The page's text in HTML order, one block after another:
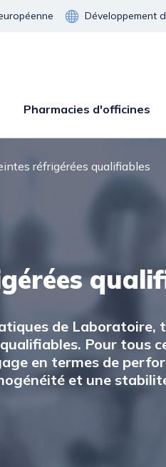
Développement
Pharmacies d'officines
réfrigérées qualifiables
de Laboratoire,
Pour tous
en termes de
et une